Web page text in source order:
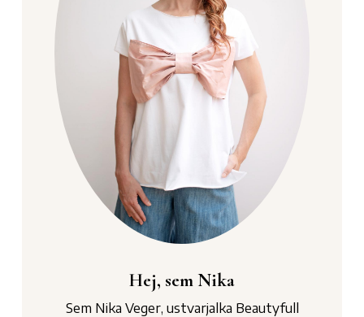
Hej, sem Nika
Sem Nika Veger, ustvarjalka Beautyfull